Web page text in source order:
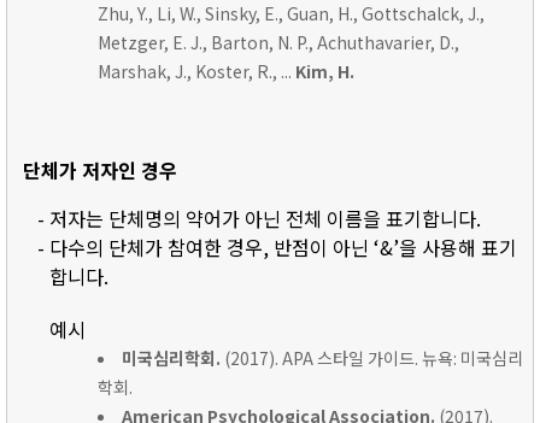
Zhu, Y., Li, W., Sinsky, E., Guan, H., Gottschalck, J.,
Metzger, E. J., Barton, N. P., Achuthavarier, D.,
Marshak, J., Koster, R., ... Kim, H.
단체가 저자인 경우
- 저자는 단체명의 약어가 아닌 전체 이름을 표기합니다.
- 다수의 단체가 참여한 경우, 반점이 아닌 ‘&’을 사용해 표기
합니다.
예시
미국심리학회. (2017). APA 스타일 가이드. 뉴욕: 미국심리
학회.
American Psychological Association. (2017).